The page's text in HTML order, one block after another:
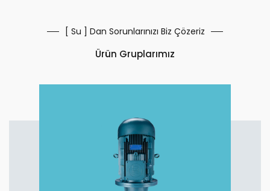
[ Su ] Dan Sorunlarınızı Biz Çözeriz
Ürün Gruplarımız